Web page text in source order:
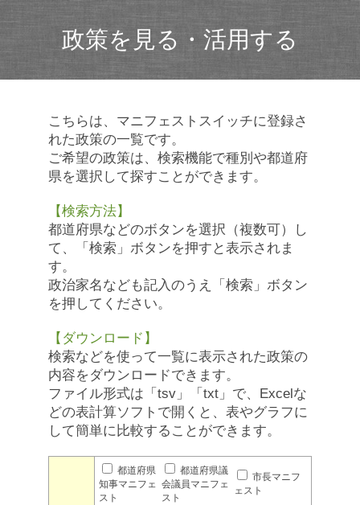
政策を見る・活用する
こちらは、マニフェストスイッチに登録さ
れた政策の一覧です。
ご希望の政策は、検索機能で種別や都道府
県を選択して探すことができます。
【検索方法】
都道府県などのボタンを選択（複数可）し
て、「検索」ボタンを押すと表示されま
す。
政治家名なども記入のうえ「検索」ボタン
を押してください。
【ダウンロード】
検索などを使って一覧に表示された政策の
内容をダウンロードできます。
ファイル形式は「tsv」「txt」で、Excelな
どの表計算ソフトで開くと、表やグラフに
して簡単に比較することができます。
都道府県
知事マニフェ
スト
都道府県議
会議員マニフェ
スト
市長マニフ
ェスト